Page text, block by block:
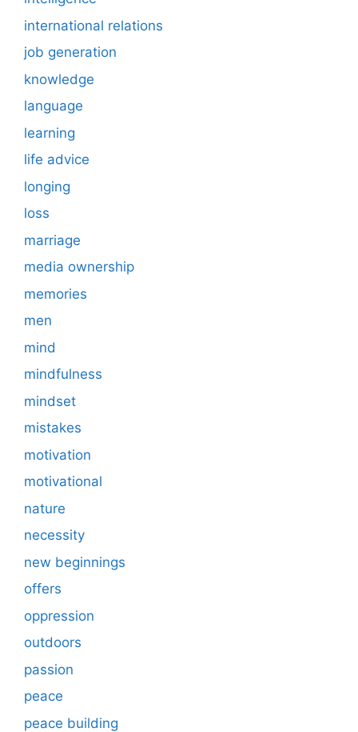
international relations
job generation
knowledge
language
learning
life advice
longing
loss
marriage
media ownership
memories
men
mind
mindfulness
mindset
mistakes
motivation
motivational
nature
necessity
new beginnings
offers
oppression
outdoors
passion
peace
peace building